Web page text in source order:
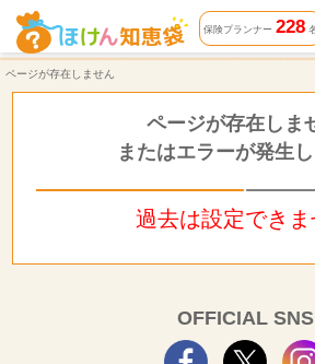
ページが存在しません | ほけん知恵袋
保険プランナー 228
ページが存在しません
ページが存在しま
またはエラーが発生
過去は設定できま
OFFICIAL SNS